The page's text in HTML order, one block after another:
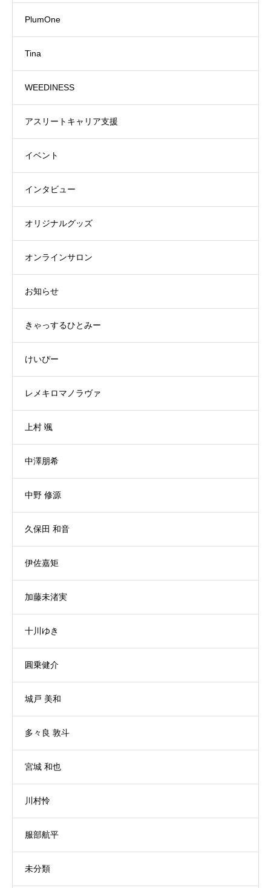
PlumOne
Tina
WEEDINESS
アスリートキャリア支援
イベント
インタビュー
オリジナルグッズ
オンラインサロン
お知らせ
きゃっするひとみー
けいぴー
レメキロマノラヴァ
上村 颯
中澤朋希
中野 修源
久保田 和音
伊佐嘉矩
加藤未渚実
十川ゆき
圓乗健介
城戸 美和
多々良 敦斗
宮城 和也
川村怜
服部航平
未分類